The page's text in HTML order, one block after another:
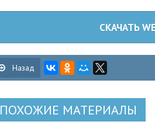
Назад
ПОХОЖИЕ МАТЕРИАЛЫ